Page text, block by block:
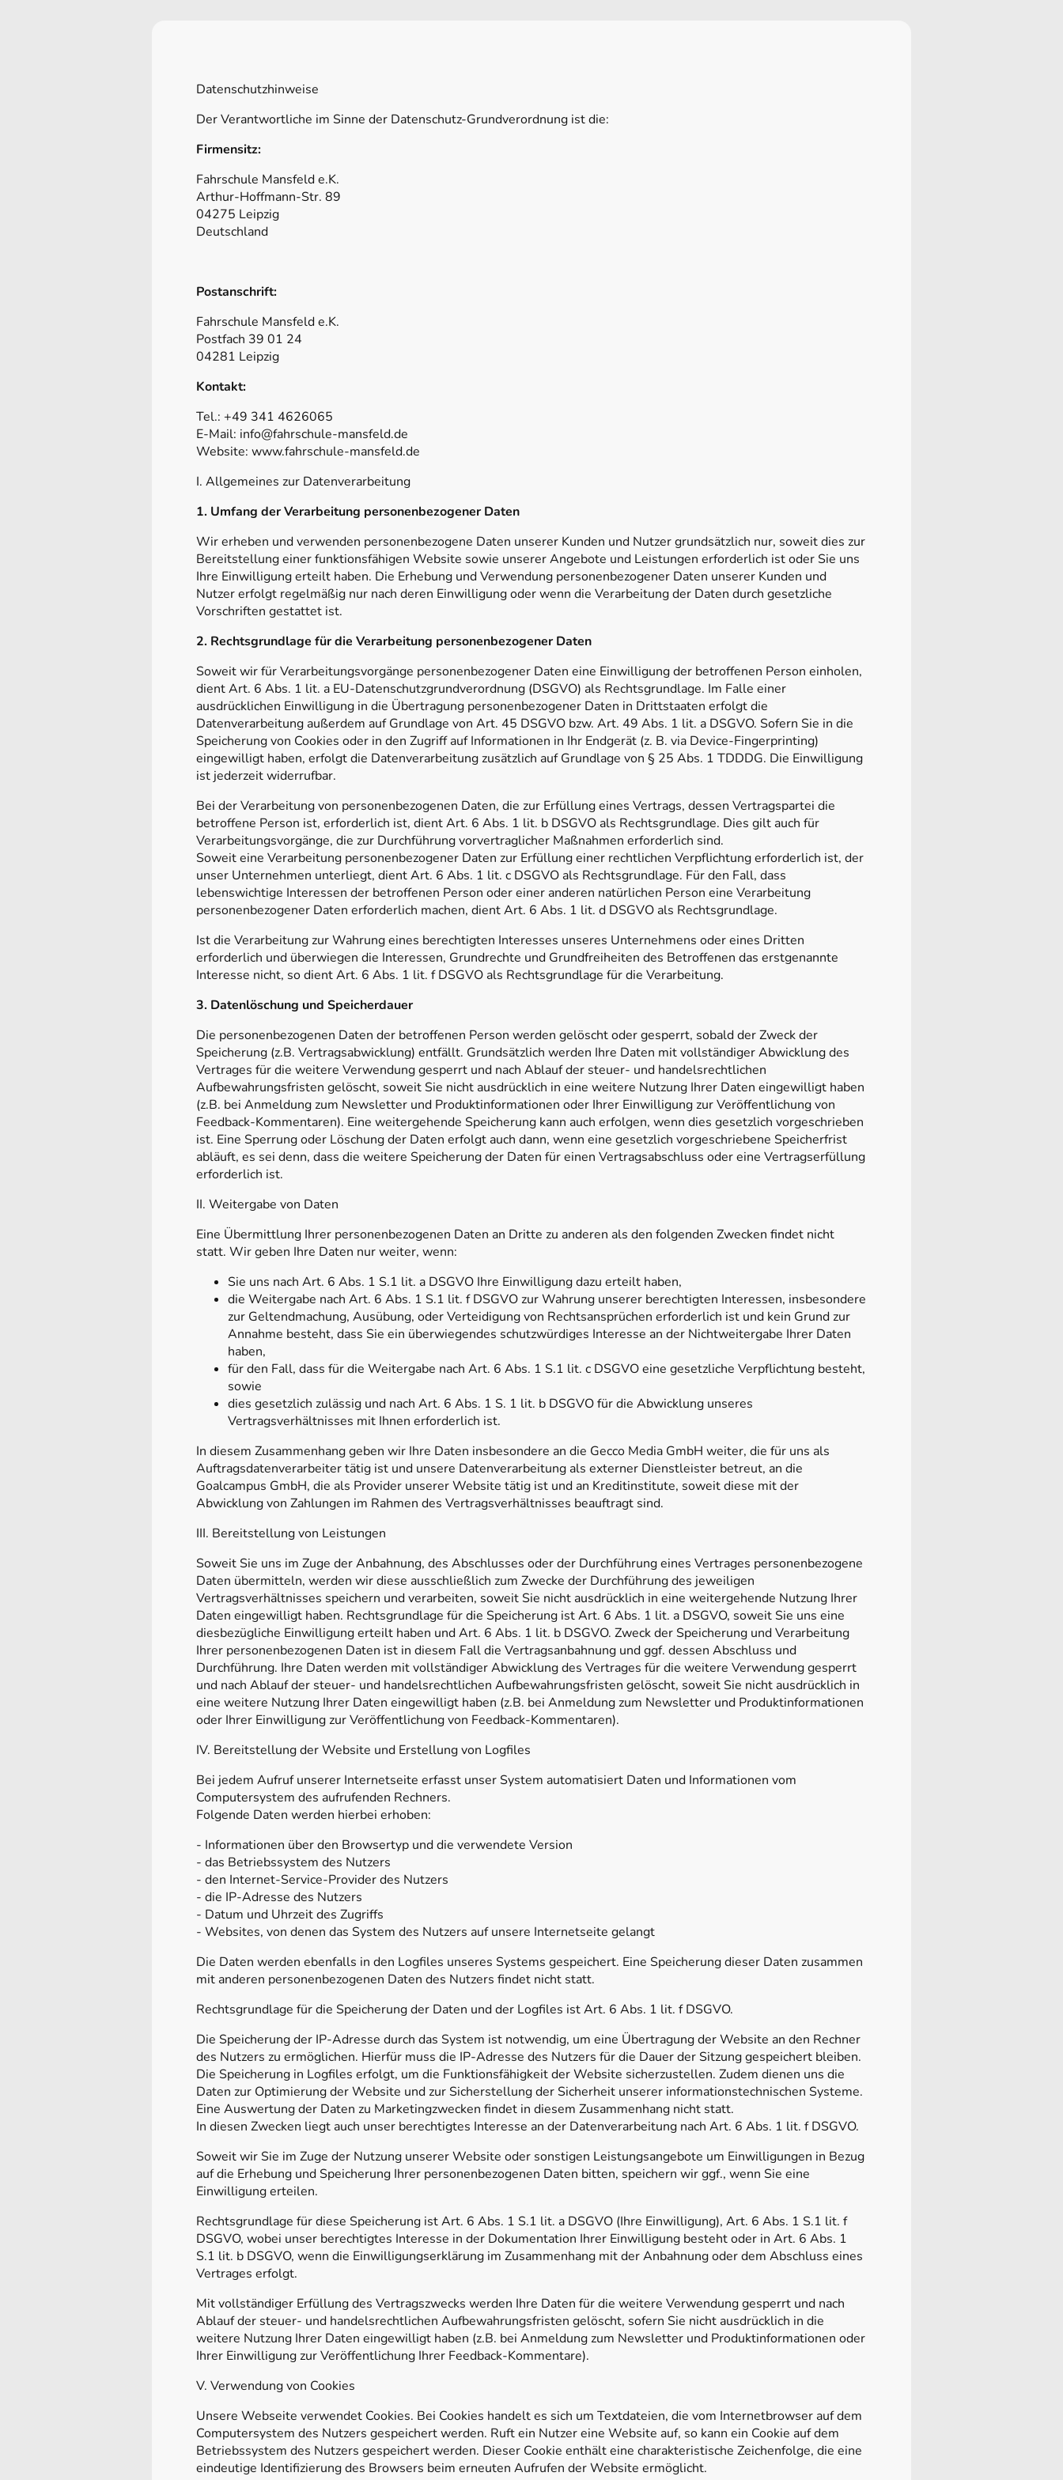
Datenschutzhinweise
Der Verantwortliche im Sinne der Datenschutz-Grundverordnung ist die:
Firmensitz:
Fahrschule Mansfeld e.K.
Arthur-Hoffmann-Str. 89
04275 Leipzig
Deutschland
Postanschrift:
Fahrschule Mansfeld e.K.
Postfach 39 01 24
04281 Leipzig
Kontakt:
Tel.: +49 341 4626065
E-Mail: info@fahrschule-mansfeld.de
Website: www.fahrschule-mansfeld.de
I. Allgemeines zur Datenverarbeitung
1. Umfang der Verarbeitung personenbezogener Daten
Wir erheben und verwenden personenbezogene Daten unserer Kunden und Nutzer grundsätzlich nur, soweit dies zur
Bereitstellung einer funktionsfähigen Website sowie unserer Angebote und Leistungen erforderlich ist oder Sie uns
Ihre Einwilligung erteilt haben. Die Erhebung und Verwendung personenbezogener Daten unserer Kunden und
Nutzer erfolgt regelmäßig nur nach deren Einwilligung oder wenn die Verarbeitung der Daten durch gesetzliche
Vorschriften gestattet ist.
2. Rechtsgrundlage für die Verarbeitung personenbezogener Daten
Soweit wir für Verarbeitungsvorgänge personenbezogener Daten eine Einwilligung der betroffenen Person einholen,
dient Art. 6 Abs. 1 lit. a EU-Datenschutzgrundverordnung (DSGVO) als Rechtsgrundlage. Im Falle einer
ausdrücklichen Einwilligung in die Übertragung personenbezogener Daten in Drittstaaten erfolgt die
Datenverarbeitung außerdem auf Grundlage von Art. 45 DSGVO bzw. Art. 49 Abs. 1 lit. a DSGVO. Sofern Sie in die
Speicherung von Cookies oder in den Zugriff auf Informationen in Ihr Endgerät (z. B. via Device-Fingerprinting)
eingewilligt haben, erfolgt die Datenverarbeitung zusätzlich auf Grundlage von § 25 Abs. 1 TDDDG. Die Einwilligung
ist jederzeit widerrufbar.
Bei der Verarbeitung von personenbezogenen Daten, die zur Erfüllung eines Vertrags, dessen Vertragspartei die
betroffene Person ist, erforderlich ist, dient Art. 6 Abs. 1 lit. b DSGVO als Rechtsgrundlage. Dies gilt auch für
Verarbeitungsvorgänge, die zur Durchführung vorvertraglicher Maßnahmen erforderlich sind.
Soweit eine Verarbeitung personenbezogener Daten zur Erfüllung einer rechtlichen Verpflichtung erforderlich ist, der
unser Unternehmen unterliegt, dient Art. 6 Abs. 1 lit. c DSGVO als Rechtsgrundlage. Für den Fall, dass
lebenswichtige Interessen der betroffenen Person oder einer anderen natürlichen Person eine Verarbeitung
personenbezogener Daten erforderlich machen, dient Art. 6 Abs. 1 lit. d DSGVO als Rechtsgrundlage.
Ist die Verarbeitung zur Wahrung eines berechtigten Interesses unseres Unternehmens oder eines Dritten
erforderlich und überwiegen die Interessen, Grundrechte und Grundfreiheiten des Betroffenen das erstgenannte
Interesse nicht, so dient Art. 6 Abs. 1 lit. f DSGVO als Rechtsgrundlage für die Verarbeitung.
3. Datenlöschung und Speicherdauer
Die personenbezogenen Daten der betroffenen Person werden gelöscht oder gesperrt, sobald der Zweck der
Speicherung (z.B. Vertragsabwicklung) entfällt. Grundsätzlich werden Ihre Daten mit vollständiger Abwicklung des
Vertrages für die weitere Verwendung gesperrt und nach Ablauf der steuer- und handelsrechtlichen
Aufbewahrungsfristen gelöscht, soweit Sie nicht ausdrücklich in eine weitere Nutzung Ihrer Daten eingewilligt haben
(z.B. bei Anmeldung zum Newsletter und Produktinformationen oder Ihrer Einwilligung zur Veröffentlichung von
Feedback-Kommentaren). Eine weitergehende Speicherung kann auch erfolgen, wenn dies gesetzlich vorgeschrieben
ist. Eine Sperrung oder Löschung der Daten erfolgt auch dann, wenn eine gesetzlich vorgeschriebene Speicherfrist
abläuft, es sei denn, dass die weitere Speicherung der Daten für einen Vertragsabschluss oder eine Vertragserfüllung
erforderlich ist.
II. Weitergabe von Daten
Eine Übermittlung Ihrer personenbezogenen Daten an Dritte zu anderen als den folgenden Zwecken findet nicht
statt. Wir geben Ihre Daten nur weiter, wenn:
Sie uns nach Art. 6 Abs. 1 S.1 lit. a DSGVO Ihre Einwilligung dazu erteilt haben,
die Weitergabe nach Art. 6 Abs. 1 S.1 lit. f DSGVO zur Wahrung unserer berechtigten Interessen, insbesondere
zur Geltendmachung, Ausübung, oder Verteidigung von Rechtsansprüchen erforderlich ist und kein Grund zur
Annahme besteht, dass Sie ein überwiegendes schutzwürdiges Interesse an der Nichtweitergabe Ihrer Daten
haben,
für den Fall, dass für die Weitergabe nach Art. 6 Abs. 1 S.1 lit. c DSGVO eine gesetzliche Verpflichtung besteht,
sowie
dies gesetzlich zulässig und nach Art. 6 Abs. 1 S. 1 lit. b DSGVO für die Abwicklung unseres
Vertragsverhältnisses mit Ihnen erforderlich ist.
In diesem Zusammenhang geben wir Ihre Daten insbesondere an die Gecco Media GmbH weiter, die für uns als
Auftragsdatenverarbeiter tätig ist und unsere Datenverarbeitung als externer Dienstleister betreut, an die
Goalcampus GmbH, die als Provider unserer Website tätig ist und an Kreditinstitute, soweit diese mit der
Abwicklung von Zahlungen im Rahmen des Vertragsverhältnisses beauftragt sind.
III. Bereitstellung von Leistungen
Soweit Sie uns im Zuge der Anbahnung, des Abschlusses oder der Durchführung eines Vertrages personenbezogene
Daten übermitteln, werden wir diese ausschließlich zum Zwecke der Durchführung des jeweiligen
Vertragsverhältnisses speichern und verarbeiten, soweit Sie nicht ausdrücklich in eine weitergehende Nutzung Ihrer
Daten eingewilligt haben. Rechtsgrundlage für die Speicherung ist Art. 6 Abs. 1 lit. a DSGVO, soweit Sie uns eine
diesbezügliche Einwilligung erteilt haben und Art. 6 Abs. 1 lit. b DSGVO. Zweck der Speicherung und Verarbeitung
Ihrer personenbezogenen Daten ist in diesem Fall die Vertragsanbahnung und ggf. dessen Abschluss und
Durchführung. Ihre Daten werden mit vollständiger Abwicklung des Vertrages für die weitere Verwendung gesperrt
und nach Ablauf der steuer- und handelsrechtlichen Aufbewahrungsfristen gelöscht, soweit Sie nicht ausdrücklich in
eine weitere Nutzung Ihrer Daten eingewilligt haben (z.B. bei Anmeldung zum Newsletter und Produktinformationen
oder Ihrer Einwilligung zur Veröffentlichung von Feedback-Kommentaren).
IV. Bereitstellung der Website und Erstellung von Logfiles
Bei jedem Aufruf unserer Internetseite erfasst unser System automatisiert Daten und Informationen vom
Computersystem des aufrufenden Rechners.
Folgende Daten werden hierbei erhoben:
- Informationen über den Browsertyp und die verwendete Version
- das Betriebssystem des Nutzers
- den Internet-Service-Provider des Nutzers
- die IP-Adresse des Nutzers
- Datum und Uhrzeit des Zugriffs
- Websites, von denen das System des Nutzers auf unsere Internetseite gelangt
Die Daten werden ebenfalls in den Logfiles unseres Systems gespeichert. Eine Speicherung dieser Daten zusammen
mit anderen personenbezogenen Daten des Nutzers findet nicht statt.
Rechtsgrundlage für die Speicherung der Daten und der Logfiles ist Art. 6 Abs. 1 lit. f DSGVO.
Die Speicherung der IP-Adresse durch das System ist notwendig, um eine Übertragung der Website an den Rechner
des Nutzers zu ermöglichen. Hierfür muss die IP-Adresse des Nutzers für die Dauer der Sitzung gespeichert bleiben.
Die Speicherung in Logfiles erfolgt, um die Funktionsfähigkeit der Website sicherzustellen. Zudem dienen uns die
Daten zur Optimierung der Website und zur Sicherstellung der Sicherheit unserer informationstechnischen Systeme.
Eine Auswertung der Daten zu Marketingzwecken findet in diesem Zusammenhang nicht statt.
In diesen Zwecken liegt auch unser berechtigtes Interesse an der Datenverarbeitung nach Art. 6 Abs. 1 lit. f DSGVO.
Soweit wir Sie im Zuge der Nutzung unserer Website oder sonstigen Leistungsangebote um Einwilligungen in Bezug
auf die Erhebung und Speicherung Ihrer personenbezogenen Daten bitten, speichern wir ggf., wenn Sie eine
Einwilligung erteilen.
Rechtsgrundlage für diese Speicherung ist Art. 6 Abs. 1 S.1 lit. a DSGVO (Ihre Einwilligung), Art. 6 Abs. 1 S.1 lit. f
DSGVO, wobei unser berechtigtes Interesse in der Dokumentation Ihrer Einwilligung besteht oder in Art. 6 Abs. 1
S.1 lit. b DSGVO, wenn die Einwilligungserklärung im Zusammenhang mit der Anbahnung oder dem Abschluss eines
Vertrages erfolgt.
Mit vollständiger Erfüllung des Vertragszwecks werden Ihre Daten für die weitere Verwendung gesperrt und nach
Ablauf der steuer- und handelsrechtlichen Aufbewahrungsfristen gelöscht, sofern Sie nicht ausdrücklich in die
weitere Nutzung Ihrer Daten eingewilligt haben (z.B. bei Anmeldung zum Newsletter und Produktinformationen oder
Ihrer Einwilligung zur Veröffentlichung Ihrer Feedback-Kommentare).
V. Verwendung von Cookies
Unsere Webseite verwendet Cookies. Bei Cookies handelt es sich um Textdateien, die vom Internetbrowser auf dem
Computersystem des Nutzers gespeichert werden. Ruft ein Nutzer eine Website auf, so kann ein Cookie auf dem
Betriebssystem des Nutzers gespeichert werden. Dieser Cookie enthält eine charakteristische Zeichenfolge, die eine
eindeutige Identifizierung des Browsers beim erneuten Aufrufen der Website ermöglicht.